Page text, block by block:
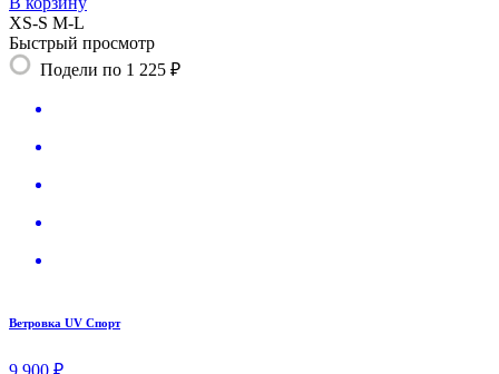
XS-S M-L
Быстрый просмотр
Подели по 1 225 ₽
Ветровка UV Спорт
9 900 ₽